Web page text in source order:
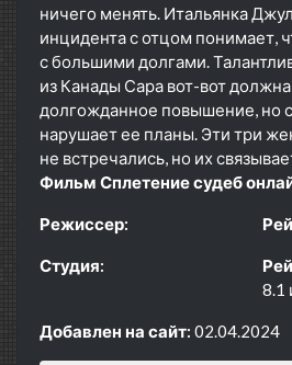
ничего менять. Итальянка
инцидента с отцом понимает,
с большими долгами.
из Канады Сара вот-вот
долгожданное повышение, но
нарушает ее планы. Эти три
не встречались, но их
Фильм Сплетение судеб
Режиссер:
Студия:
8.1
Добавлен на сайт: 02.04.2024